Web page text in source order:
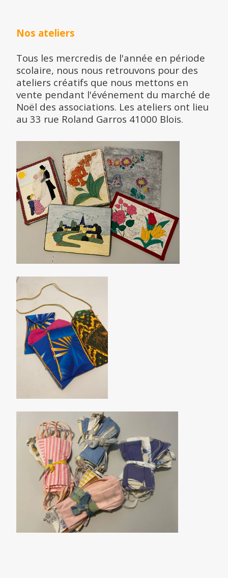
Nos ateliers
Tous les mercredis de l'année en période
scolaire, nous nous retrouvons pour des
ateliers créatifs que nous mettons en
vente pendant l'événement du marché de
Noël des associations. Les ateliers ont lieu
au 33 rue Roland Garros 41000 Blois.